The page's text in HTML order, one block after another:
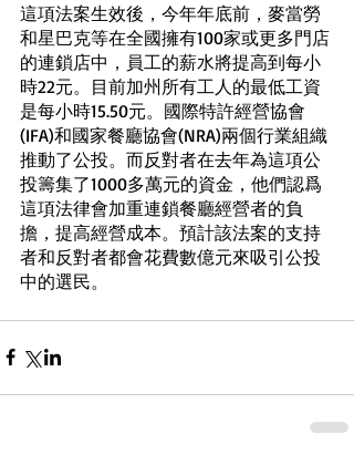
這項法案生效後，今年年底前，麥當勞
和星巴克等在全國擁有100家或更多門店
的連鎖店中，員工的薪水將提高到每小
時22元。目前加州所有工人的最低工資
是每小時15.50元。國際特許經營協會
(IFA)和國家餐廳協會(NRA)兩個行業組織
推動了公投。而反對者在去年為這項公
投籌集了1000多萬元的資金，他們認爲
這項法律會加重連鎖餐廳經營者的負
擔，提高經營成本。預計該法案的支持
者和反對者都會花費數億元來吸引公投
中的選民。